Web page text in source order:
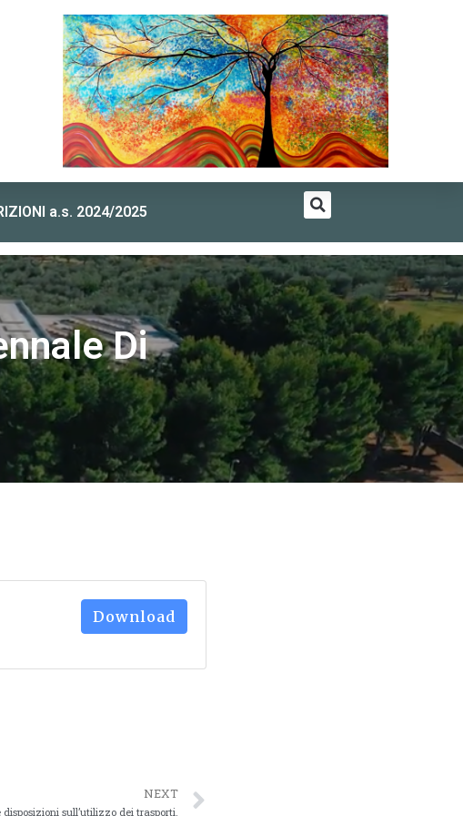
a.s. 2024/2025
Di
Download
NEXT
disposizioni sull’utilizzo dei trasporti.